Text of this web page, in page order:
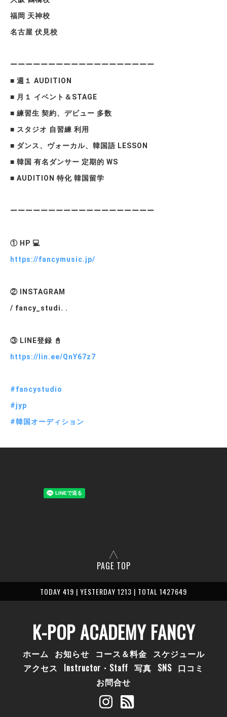
福岡 天神校
名古屋 伏見校
ーーーーーーーーーーーーーーーーーーー
■ 週１ AUDITION
■ 月１ イベント＆STAGE
■ 練習生 契約、デビュー 多数
■ スタジオ 自習練 利用
■ ダンス、ヴォーカル、韓国語 LESSON
■ 韓国 有名ダンサー 定期的 WS
■ AUDITION 特化 韓国留学
ーーーーーーーーーーーーーーーーーーー
① HP 💻
https://fancymusic.jp/
② INSTAGRAM
/ fancy_studi. .
③ LINE登録 📓
https://lin.ee/QnY67z7
#fancystudio
#jyp
#韓国オーディション
PAGE TOP
TODAY 419 | YESTERDAY 1213 | TOTAL 1427649
K-POP ACADEMY FANCY
ホーム お知らせ コース＆料金 スケジュール
アクセス
Instructor・Staff 写真 SNS 口コミ
お問合せ